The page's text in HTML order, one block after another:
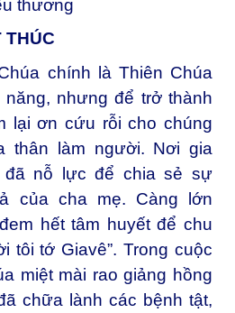
thương
THÚC
chính là Thiên Chúa
nhưng để trở thành
lại ơn cứu rỗi cho chúng
thân làm người. Nơi gia
đã nỗ lực để chia sẻ sự
của cha mẹ. Càng lớn
hết tâm huyết để chu
tôi tớ Giavê”. Trong cuộc
miệt mài rao giảng hồng
chữa lành các bệnh tật,